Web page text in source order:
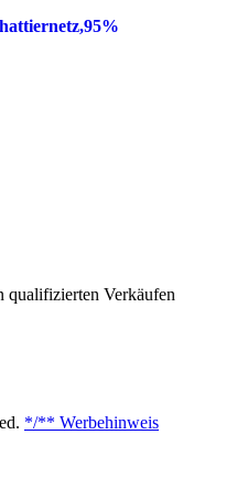
qualifizierten Verkäufen
*/** Werbehinweis